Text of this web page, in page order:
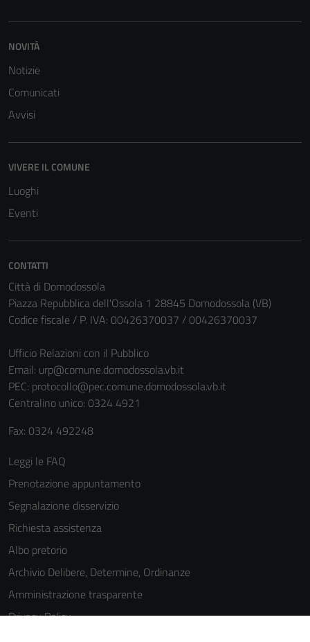
NOVITÀ
Notizie
Comunicati
Avvisi
VIVERE IL COMUNE
Luoghi
Eventi
CONTATTI
Città di Domodossola
Piazza Repubblica dell'Ossola 1 28845 Domodossola (VB)
Codice fiscale / P. IVA: 00426370037 / 00426370037
Ufficio Relazioni con il Pubblico
Email: urp@comune.domodossola.vb.it
PEC: protocollo@pec.comune.domodossola.vb.it
Centralino unico: 0324 4921
Fax: 0324 492248
Leggi le FAQ
Prenotazione appuntamento
Segnalazione disservizio
Richiesta assistenza
Albo pretorio
Archivio Delibere, Determine, Ordinanze
Amministrazione trasparente
Privacy Policy